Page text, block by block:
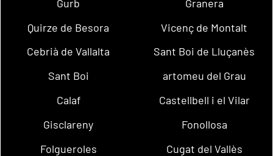
Gurb
Granera
Quirze de Besora
Vicenç de Montalt
Cebrià de Vallalta
Sant Boi de Lluçanès
Sant Boi
artomeu del Grau
Calaf
Castellbell i el Vilar
Gisclareny
Fonollosa
Folgueroles
Cugat del Vallès